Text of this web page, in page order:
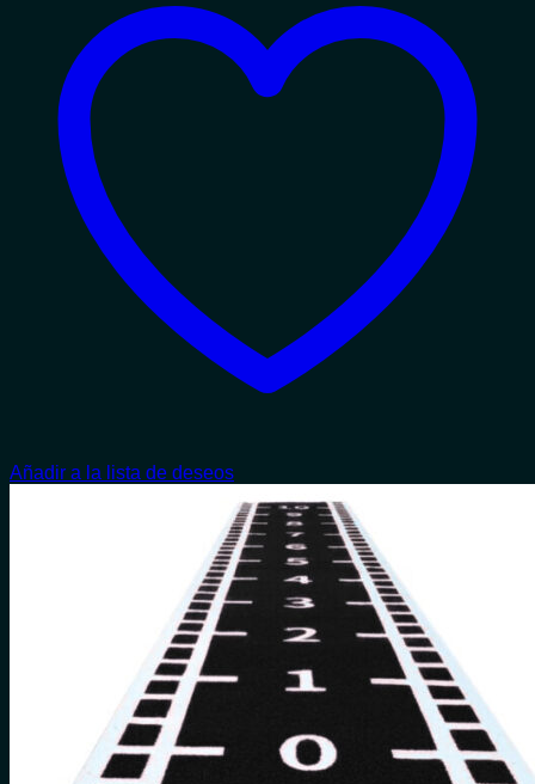
Añadir a la lista de deseos